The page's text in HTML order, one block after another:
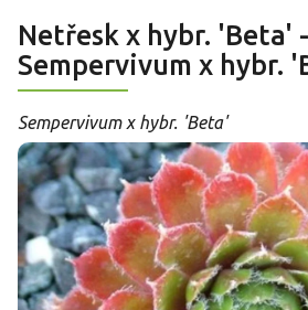
Netřesk x hybr. 'Beta' -
Sempervivum x hybr.
Sempervivum x hybr. 'Beta'